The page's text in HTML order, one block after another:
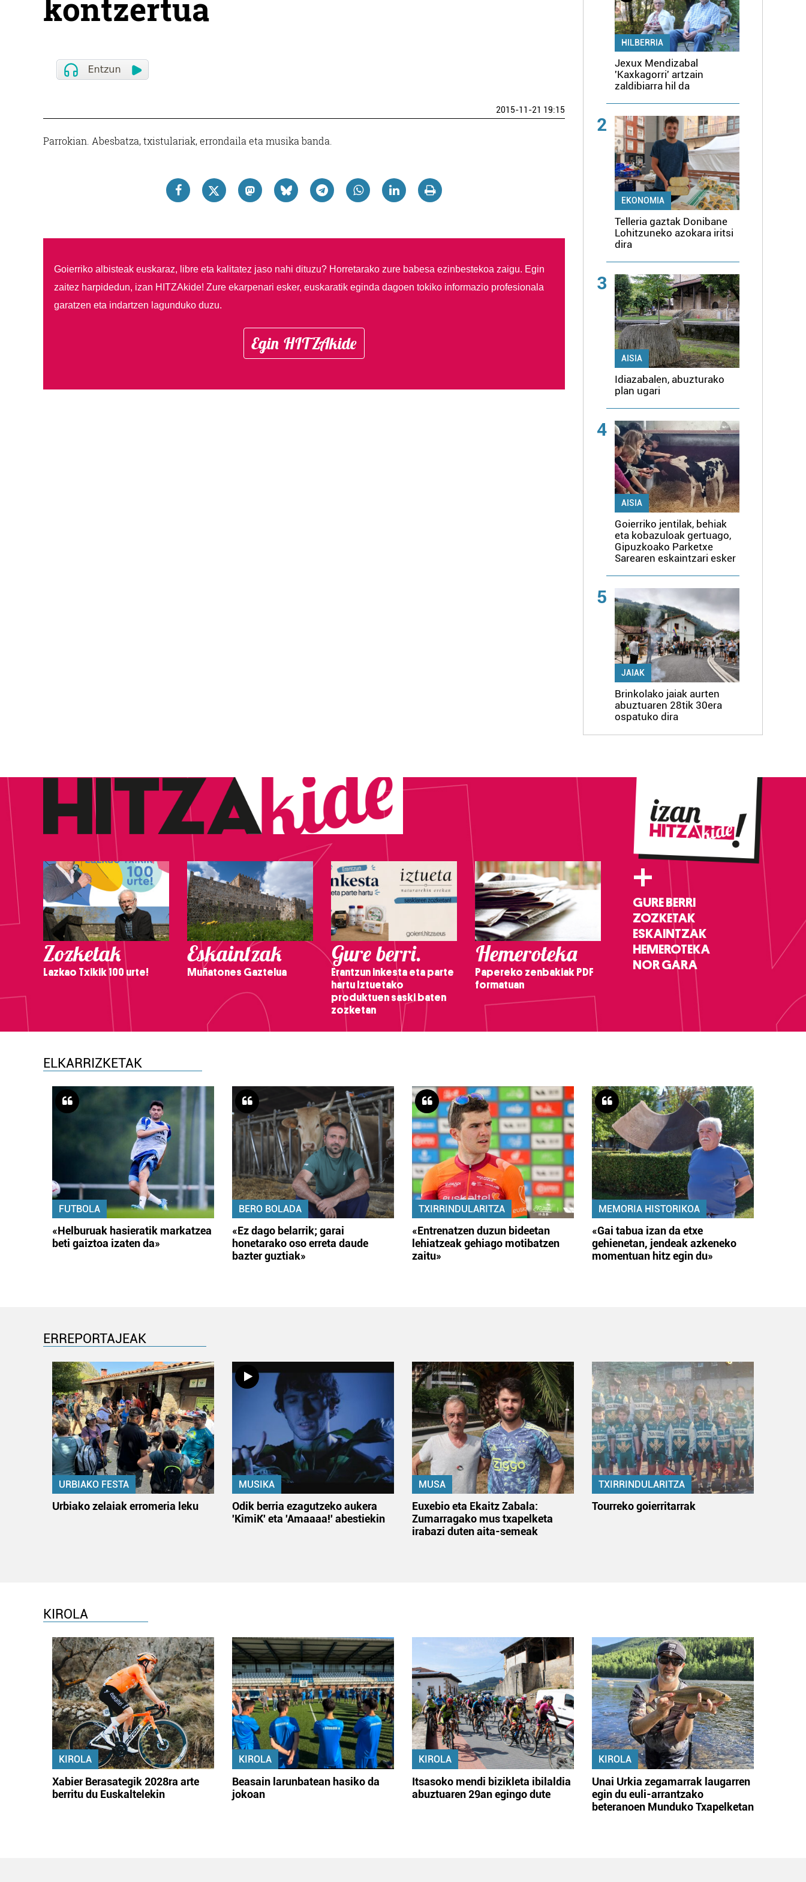
kontzertua
2015-11-21 19:15
Parrokian. Abesbatza, txistulariak, errondaila eta musika banda.
Goierriko albisteak euskaraz, libre eta kalitatez jaso nahi dituzu? Horretarako zure babesa ezinbestekoa zaigu. Egin
zaitez harpidedun, izan HITZAkide! Zure ekarpenari esker, euskaratik eginda dagoen tokiko informazio profesionala
garatzen eta indartzen lagunduko duzu.
Egin HITZAkide
HILBERRIA
Jexux Mendizabal
'Kaxkagorri' artzain
zaldibiarra hil da
2
EKONOMIA
Telleria gaztak Donibane
Lohitzuneko azokara iritsi
dira
3
AISIA
Idiazabalen, abuzturako
plan ugari
4
AISIA
Goierriko jentilak, behiak
eta kobazuloak gertuago,
Gipuzkoako Parketxe
Sarearen eskaintzari esker
5
JAIAK
Brinkolako jaiak aurten
abuztuaren 28tik 30era
ospatuko dira
Zozketak
Lazkao Txikik 100 urte!
Eskaintzak
Muñatones Gaztelua
Gure berri.
Erantzun inkesta eta parte
hartu Iztuetako
produktuen saski baten
zozketan
Hemeroteka
Papereko zenbakiak PDF
formatuan
+
GURE BERRI
ZOZKETAK
ESKAINTZAK
HEMEROTEKA
NOR GARA
ELKARRIZKETAK
FUTBOLA
«Helburuak hasieratik markatzea
beti gaiztoa izaten da»
BERO BOLADA
«Ez dago belarrik; garai
honetarako oso erreta daude
bazter guztiak»
TXIRRINDULARITZA
«Entrenatzen duzun bideetan
lehiatzeak gehiago motibatzen
zaitu»
MEMORIA HISTORIKOA
«Gai tabua izan da etxe
gehienetan, jendeak azkeneko
momentuan hitz egin du»
ERREPORTAJEAK
URBIAKO FESTA
Urbiako zelaiak erromeria leku
MUSIKA
Odik berria ezagutzeko aukera
'KimiK' eta 'Amaaaa!' abestiekin
MUSA
Euxebio eta Ekaitz Zabala:
Zumarragako mus txapelketa
irabazi duten aita-semeak
TXIRRINDULARITZA
Tourreko goierritarrak
KIROLA
KIROLA
Xabier Berasategik 2028ra arte
berritu du Euskaltelekin
KIROLA
Beasain larunbatean hasiko da
jokoan
KIROLA
Itsasoko mendi bizikleta ibilaldia
abuztuaren 29an egingo dute
KIROLA
Unai Urkia zegamarrak laugarren
egin du euli-arrantzako
beteranoen Munduko Txapelketan